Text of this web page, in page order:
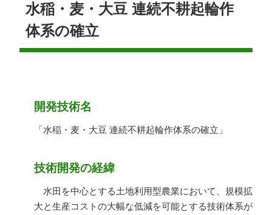
水稲・麦・大豆 連続不耕起輪作
体系の確立
開発技術名
「水稲・麦・大豆 連続不耕起輪作体系の確立」
技術開発の経緯
水田を中心とする土地利用型農業において、規模拡
大と生産コストの大幅な低減を可能とする技術体系が